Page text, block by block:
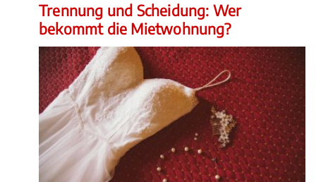
Trennung und Scheidung: Wer
bekommt die Mietwohnung?